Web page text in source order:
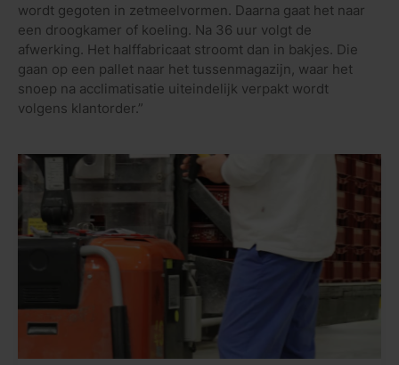
wordt gegoten in zetmeelvormen. Daarna gaat het naar
een droogkamer of koeling. Na 36 uur volgt de
afwerking. Het halffabricaat stroomt dan in bakjes. Die
gaan op een pallet naar het tussenmagazijn, waar het
snoep na acclimatisatie uiteindelijk verpakt wordt
volgens klantorder.”